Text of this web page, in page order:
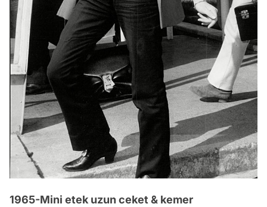
1965-Mini etek uzun ceket & kemer